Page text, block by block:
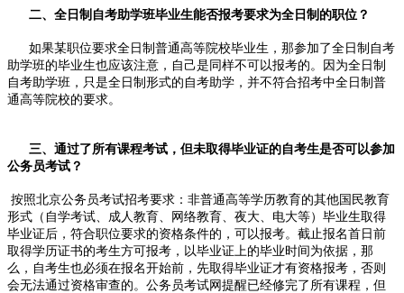
二、全日制自考助学班毕业生能否报考要求为全日制的职位？
如果某职位要求全日制普通高等院校毕业生，那参加了全日制自考
助学班的毕业生也应该注意，自己是同样不可以报考的。因为全日制
自考助学班，只是全日制形式的自考助学，并不符合招考中全日制普
通高等院校的要求。
三、通过了所有课程考试，但未取得毕业证的自考生是否可以参加
公务员考试？
按照北京公务员考试招考要求：非普通高等学历教育的其他国民教育
形式（自学考试、成人教育、网络教育、夜大、电大等）毕业生取得
毕业证后，符合职位要求的资格条件的，可以报考。截止报名首日前
取得学历证书的考生方可报考，以毕业证上的毕业时间为依据，那
么，自考生也必须在报名开始前，先取得毕业证才有资格报考，否则
会无法通过资格审查的。公务员考试网提醒已经修完了所有课程，但